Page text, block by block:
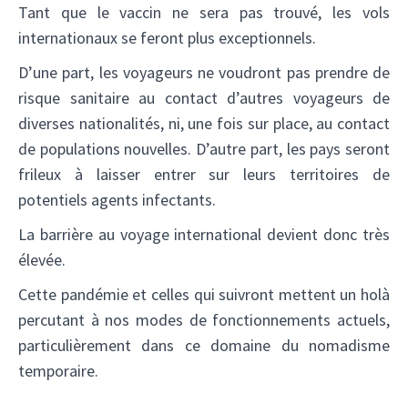
Tant que le vaccin ne sera pas trouvé, les vols
internationaux se feront plus exceptionnels.
D’une part, les voyageurs ne voudront pas prendre de
risque sanitaire au contact d’autres voyageurs de
diverses nationalités, ni, une fois sur place, au contact
de populations nouvelles. D’autre part, les pays seront
frileux à laisser entrer sur leurs territoires de
potentiels agents infectants.
La barrière au voyage international devient donc très
élevée.
Cette pandémie et celles qui suivront mettent un holà
percutant à nos modes de fonctionnements actuels,
particulièrement dans ce domaine du nomadisme
temporaire.